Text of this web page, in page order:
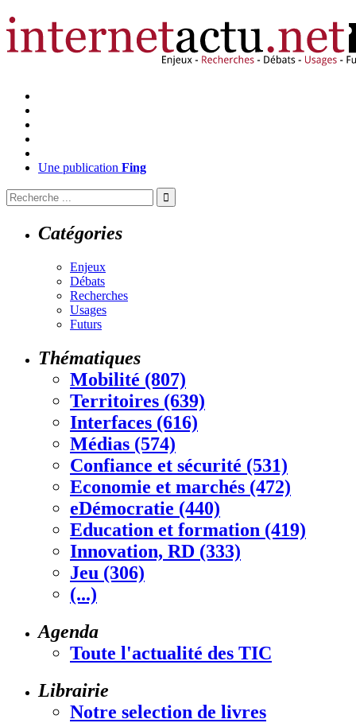
Une publication Fing
Catégories
Enjeux
Débats
Recherches
Usages
Futurs
Thématiques
Mobilité (807)
Territoires (639)
Interfaces (616)
Médias (574)
Confiance et sécurité (531)
Economie et marchés (472)
eDémocratie (440)
Education et formation (419)
Innovation, RD (333)
Jeu (306)
(...)
Agenda
Toute l'actualité des TIC
Librairie
Notre selection de livres